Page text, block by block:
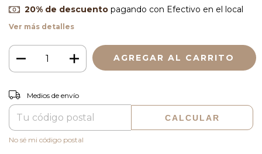
20% de descuentopagando con Efectivo en el local
Ver más detalles
Entregas para el CP:
Medios de envío
CALCULAR
No sé mi código postal